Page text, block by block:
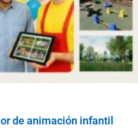
de animación infantil